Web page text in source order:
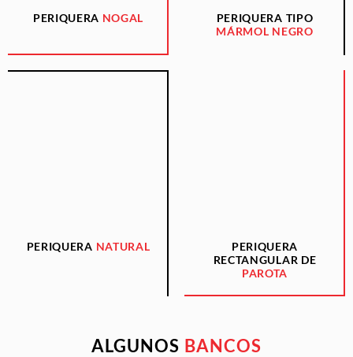
PERIQUERA NOGAL
PERIQUERA TIPO
MÁRMOL NEGRO
PERIQUERA NATURAL
PERIQUERA
RECTANGULAR DE
PAROTA
ALGUNOS BANCOS